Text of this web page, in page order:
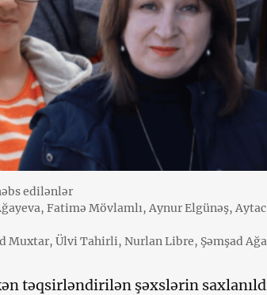
edilənlər
Fatimə Mövlamlı, Aynur Elgünəş,
Muxtar, Ülvi Tahirli, Nurlan Libre, Şəmşad
təqsirləndirilən şəxslərin